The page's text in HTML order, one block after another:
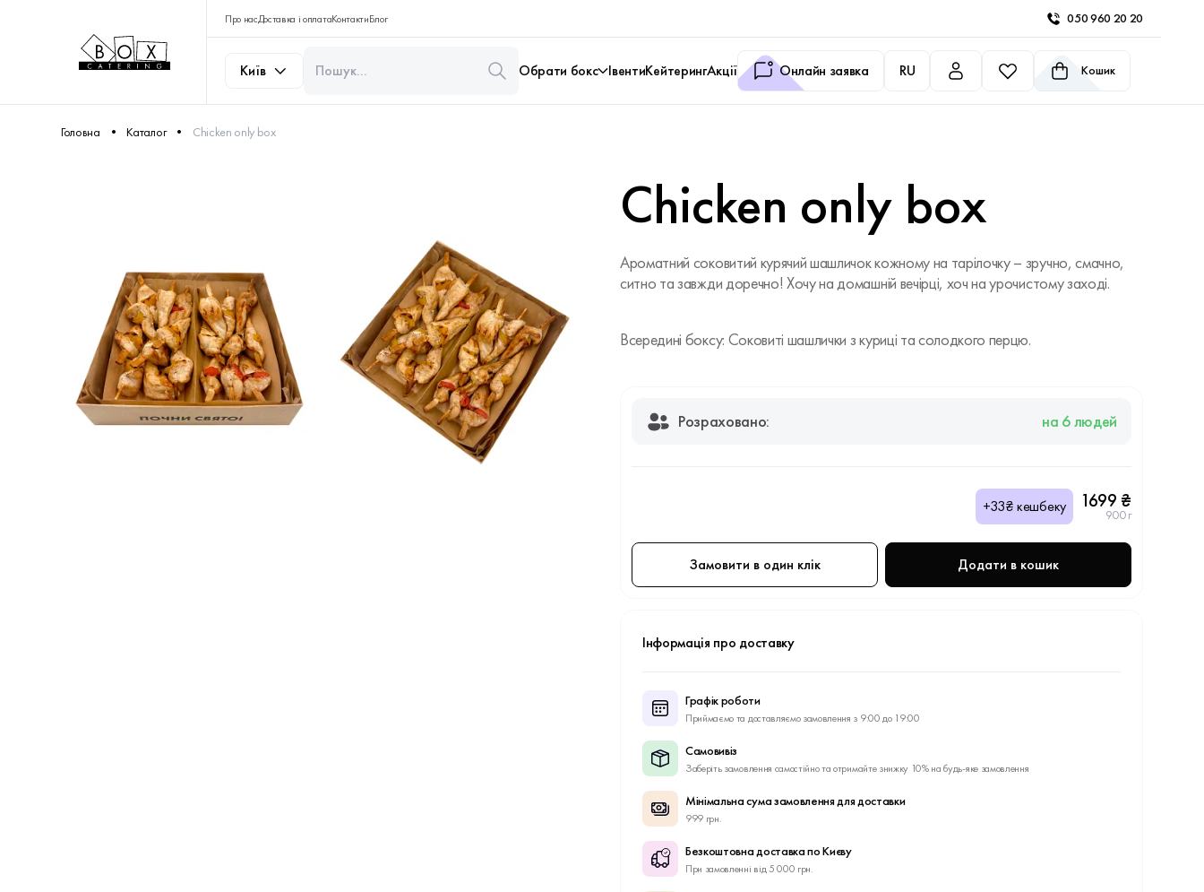
Про насДоставка і оплатаКонтактиБлог 050 960 20 20
Київ Обрати бокс ІвентиКейтерингАкції Онлайн заявка RU Кошик
Головна Каталог Chicken only box
Chicken only box
Ароматний соковитий курячий шашличок кожному на тарілочку – зручно, смачно,
ситно та завжди доречно! Хочу на домашній вечірці, хоч на урочистому заході.
Всередині боксу: Соковиті шашлички з куриці та солодкого перцю.
Розраховано: на 6 людей
+33₴ кешбеку 1699 ₴
900 г
Замовити в один клік Додати в кошик
Інформація про доставку
Графік роботи
Приймаємо та доставляємо замовлення з 9:00 до 19:00
Самовивіз
Заберіть замовлення самостійно та отримайте знижку 10% на будь-яке замовлення
Мінімальна сума замовлення для доставки
999 грн.
Безкоштовна доставка по Києву
При замовленні від 5 000 грн.